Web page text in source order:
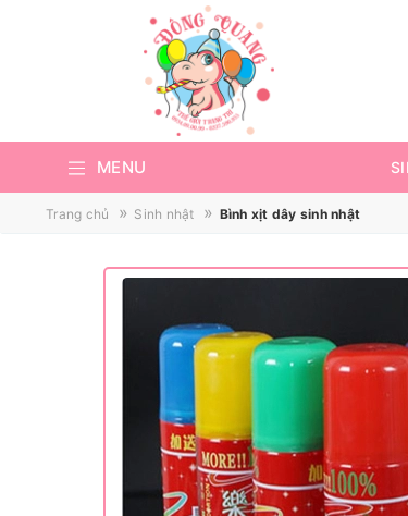
MENU
Trang chủ » Sinh nhật » Bình xịt dây sinh nhật